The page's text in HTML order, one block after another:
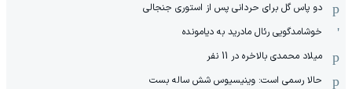
دو پاس گل برای حردانی پس از استوری جنجالی
خوشامدگویی رئال مادرید به دیامونده
میلاد محمدی بالاخره در 11 نفر
حالا رسمی است: وینیسیوس شش ساله بست